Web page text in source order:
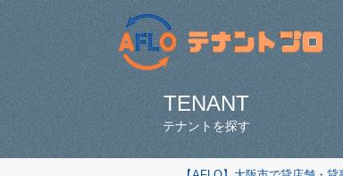
TENANT
テナントを探す